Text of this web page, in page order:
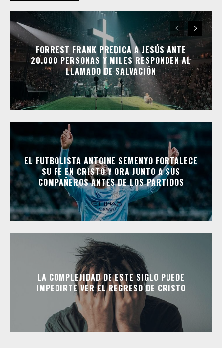
FORREST FRANK PREDICA A JESÚS ANTE
20.000 PERSONAS Y MILES RESPONDEN AL
LLAMADO DE SALVACIÓN
EL FUTBOLISTA ANTOINE SEMENYO FORTALECE
SU FE EN CRISTO Y ORA JUNTO A SUS
COMPAÑEROS ANTES DE LOS PARTIDOS
LA COMPLEJIDAD DE ESTE SIGLO PUEDE
IMPEDIRTE VER EL REGRESO DE CRISTO